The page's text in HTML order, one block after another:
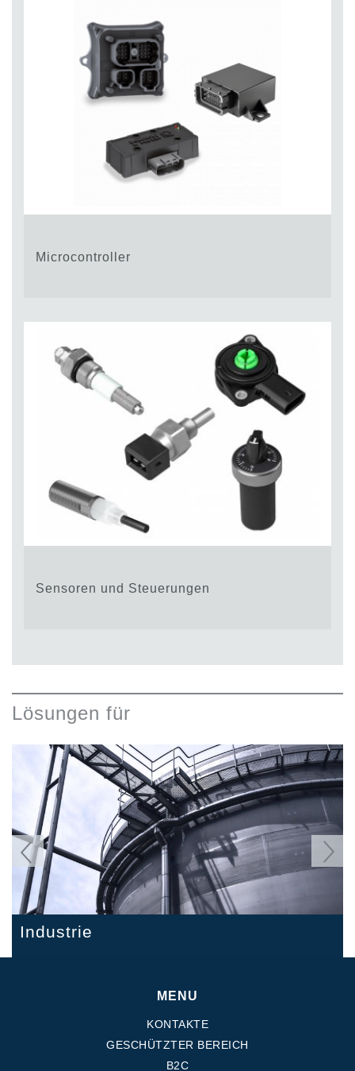
Microcontroller
Sensoren und Steuerungen
Lösungen für
Landwirtschaft
Bauwesen
Industrie
Precedente
MENU
KONTAKTE
GESCHÜTZTER BEREICH
B2C